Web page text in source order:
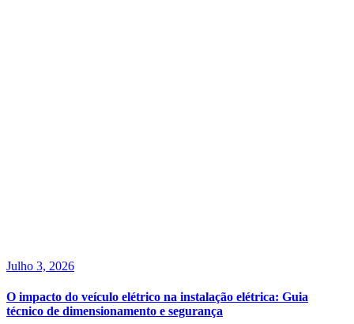
Julho 3, 2026
O impacto do veículo elétrico na instalação elétrica: Guia
técnico de dimensionamento e segurança